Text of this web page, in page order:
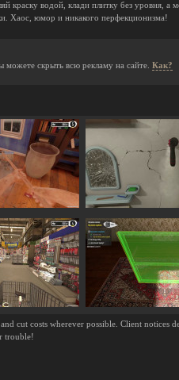
краску водой, клади плитку без уровня, а
Хаос, юмор и никакого перфекционизма!
можете скрыть всю рекламу на сайте. Как?
cut costs wherever possible. Client notices
trouble!